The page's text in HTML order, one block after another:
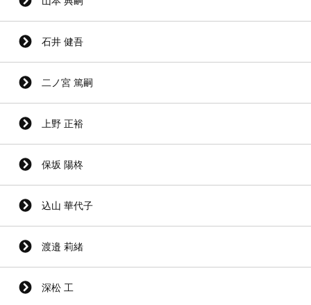
石井 健吾
二ノ宮 篤嗣
上野 正裕
保坂 陽柊
込山 華代子
渡邉 莉緒
深松 工